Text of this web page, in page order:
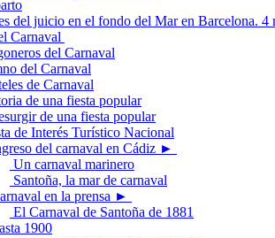
del juicio en el fondo del Mar en Barcelona. 4
Carnaval
del Carnaval
del Carnaval
de Carnaval
de una fiesta popular
de una fiesta popular
de Interés Turístico Nacional
del carnaval en Cádiz ►
Un carnaval marinero
Santoña, la mar de carnaval
en la prensa ►
El Carnaval de Santoña de 1881
1900